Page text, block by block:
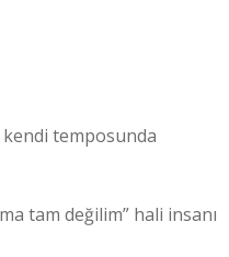
kendi temposunda
tam değilim” hali insanı